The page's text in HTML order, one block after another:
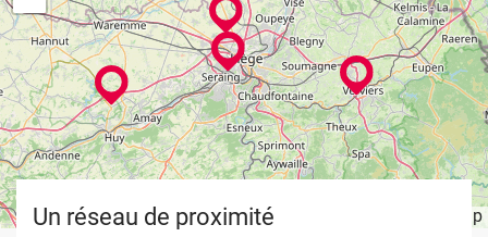
OpenStreetMap
Un réseau de proximité